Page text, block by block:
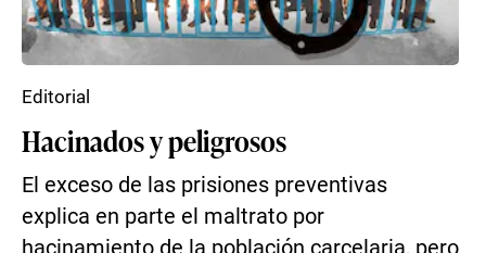
Hacinados y peligrosos
El exceso de las prisiones preventivas
explica en parte el maltrato por
Editorial